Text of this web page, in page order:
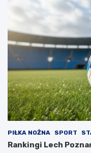
PIŁKA NOŻNA SPORT
Rankingi Lech